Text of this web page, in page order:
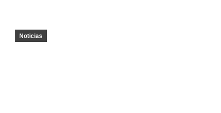
Noticias